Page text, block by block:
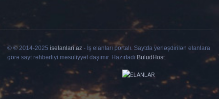
© © 2014-2025 iselanlari.az - İş elanları portalı. Saytda yerləşdirilən elanlara
görə sayt rəhbərliyi məsuliyyət daşımır. Hazırladı BuludHost.